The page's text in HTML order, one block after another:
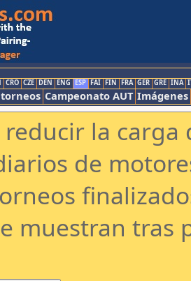
CRO CZE DEN ENG ESP FAI FIN FRA GER GRE INA
torneos Campeonato AUT Imágenes
reducir la
de
muestran tras